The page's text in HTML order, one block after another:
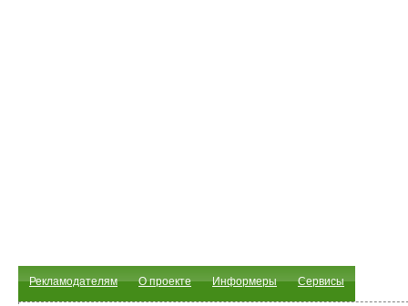
Рекламодателям О проекте Информеры Сервисы